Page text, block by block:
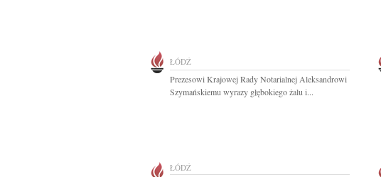
ŁÓDŹ
Prezesowi Krajowej Rady Notarialnej Aleksandrowi
Szymańskiemu wyrazy głębokiego żalu i...
ŁÓDŹ